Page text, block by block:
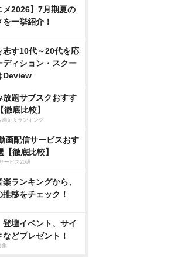
メ2026】7月期夏の
を一挙紹介！
志す10代～20代を応
ディション・スクー
Deview
放題サブスクおすす
底比較】
満足度ランキング
画配信サービスおす
徹底比較】
ービス20選
ランキングから、
推移をチェック！
登壇イベント、サイ
などプレゼント！
集